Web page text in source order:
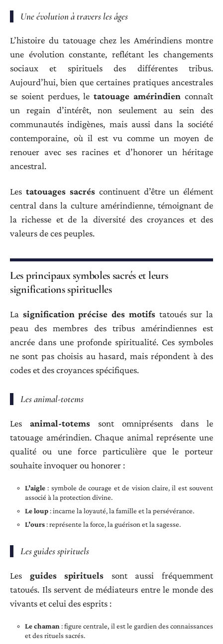
Une évolution à travers les âges
L’histoire du tatouage chez les Amérindiens montre
une évolution constante, reflétant les changements
sociaux et spirituels des différentes tribus.
Aujourd’hui, bien que certaines pratiques ancestrales
se soient perdues, letatouage amérindien connaît
un regain d’intérêt, non seulement au sein des
communautés indigènes, mais aussi dans la société
contemporaine, où il est vu comme un moyen de
renouer avec ses racines et d’honorer un héritage
ancestral.
Les tatouages sacrés continuent d’être un élément
central dans la culture amérindienne, témoignant de
la richesse et de la diversité des croyances et des
valeurs de ces peuples.
Les principaux symboles sacrés et leurs
significations spirituelles
La signification précise des motifstatoués sur la
peau des membres des tribus amérindiennes est
ancrée dans une profonde spiritualité. Ces symboles
ne sont pas choisis au hasard, mais répondent à des
codes et des croyances spécifiques.
Les animal-totems
Les animal-totems sont omniprésents dans le
tatouage amérindien. Chaque animal représente une
qualité ou une force particulière que le porteur
souhaite invoquer ou honorer :
L’aigle : symbole de courage et de vision claire, il est souvent
associé à la protection divine.
Le loup: incarne la loyauté, la famille et la persévérance.
L’ours: représente la force, la guérison et la sagesse.
Les guides spirituels
Les guides spirituels sont aussi fréquemment
tatoués. Ils servent de médiateurs entre le monde des
vivants et celui des esprits :
Le chaman : figure centrale, il est le gardien des connaissances
et des rituels sacrés.